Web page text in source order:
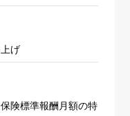
げ
険標準報酬月額の特